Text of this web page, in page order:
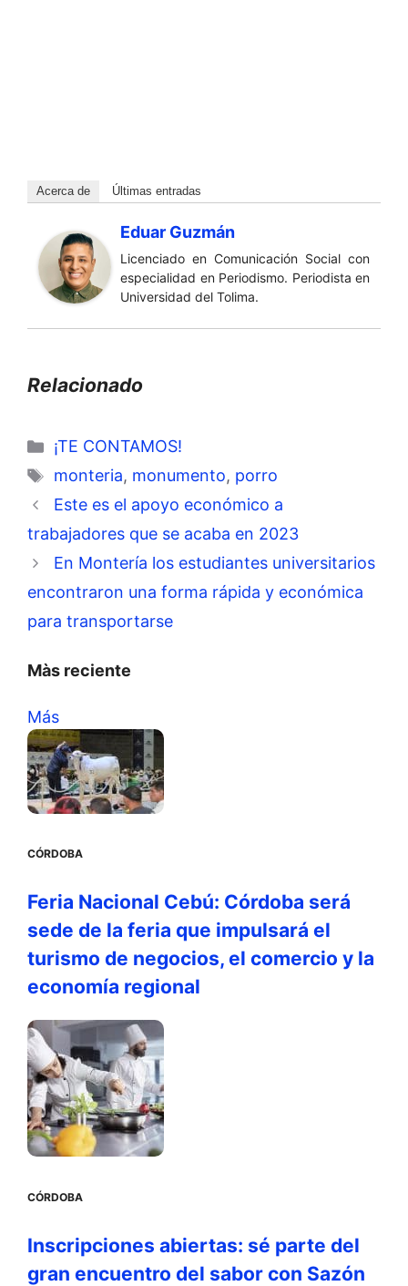
Acerca de Últimas entradas
Eduar Guzmán
Licenciado en Comunicación Social con
especialidad en Periodismo. Periodista en
Universidad del Tolima.
Relacionado
Categorías
¡TE CONTAMOS!
Etiquetas
monteria, monumento, porro
Este es el apoyo económico a
trabajadores que se acaba en 2023
En Montería los estudiantes universitarios
encontraron una forma rápida y económica
para transportarse
Màs reciente
Más
CÓRDOBA
Feria Nacional Cebú: Córdoba será
sede de la feria que impulsará el
turismo de negocios, el comercio y la
economía regional
CÓRDOBA
Inscripciones abiertas: sé parte del
gran encuentro del sabor con Sazón